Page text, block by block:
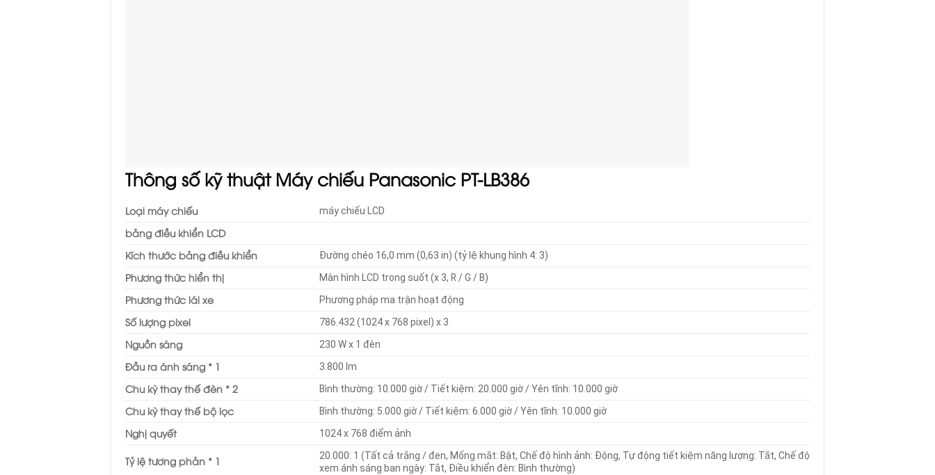
Thông số kỹ thuật Máy chiếu Panasonic PT-LB386
Loại máy chiếu máy chiếu LCD
bảng điều khiển LCD
Kích thước bảng điều khiển
Đường chéo 16,0 mm (0,63 in) (tỷ lệ khung hình 4: 3)
Phương thức hiển thị Màn hình LCD trong suốt (x 3, R / G / B)
Phương thức lái xe Phương pháp ma trận hoạt động
Số lượng pixel 786.432 (1024 x 768 pixel) x 3
Nguồn sáng 230 W x 1 đèn
Đầu ra ánh sáng * 1 3.800 lm
Chu kỳ thay thế đèn * 2 Bình thường: 10.000 giờ / Tiết kiệm: 20.000 giờ / Yên tĩnh: 10.000 giờ
Chu kỳ thay thế bộ lọc Bình thường: 5.000 giờ / Tiết kiệm: 6.000 giờ / Yên tĩnh: 10.000 giờ
Nghị quyết 1024 x 768 điểm ảnh
Tỷ lệ tương phản * 1
20.000: 1 (Tất cả trắng / đen, Mống mắt: Bật, Chế độ hình ảnh: Động, Tự động tiết kiệm năng lượng: Tắt, Chế độ
xem ánh sáng ban ngày: Tắt, Điều khiển đèn: Bình thường)